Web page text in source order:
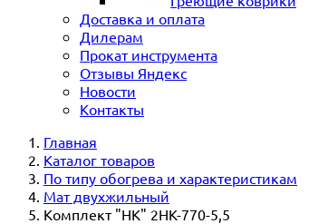
Доставка и оплата
Дилерам
Прокат инструмента
Отзывы Яндекс
Новости
Контакты
Главная
Каталог товаров
По типу обогрева и характеристикам
Мат двухжильный
Комплект "НК" 2НК-770-5,5